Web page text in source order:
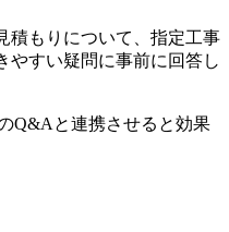
積もりについて、指定工事
やすい疑問に事前に回答し
Q&Aと連携させると効果